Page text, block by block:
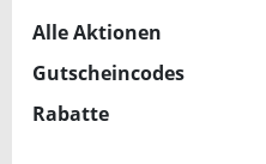
Alle Aktionen
Gutscheincodes
Rabatte